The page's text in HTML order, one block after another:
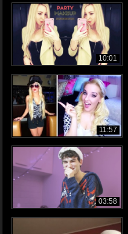
10:01
11:57
03:58